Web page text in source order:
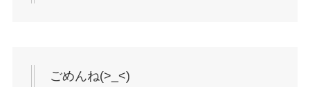
ごめんね(>_<)